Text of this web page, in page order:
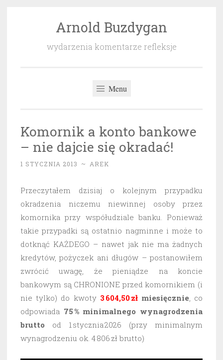
Arnold Buzdygan
wydarzenia komentarze refleksje
Menu
Komornik a konto bankowe
– nie dajcie się okradać!
1 STYCZNIA 2013 ~ AREK
Przeczytałem dzisiaj o kolejnym przypadku
okradzenia niczemu niewinnej osoby przez
komornika przy współudziale banku. Ponieważ
takie przypadki są ostatnio nagminne i może to
dotknąć KAŻDEGO – nawet jak nie ma żadnych
kredytów, pożyczek ani długów – postanowiłem
zwrócić uwagę, że pieniądze na koncie
bankowym są CHRONIONE przed komornikiem (i
nie tylko) do kwoty 3 604,50 złmiesięcznie, co
odpowiada 75 % minimalnego wynagrodzenia
brutto od 1 stycznia 2026 (przy minimalnym
wynagrodzeniu ok. 4 806 zł brutto)